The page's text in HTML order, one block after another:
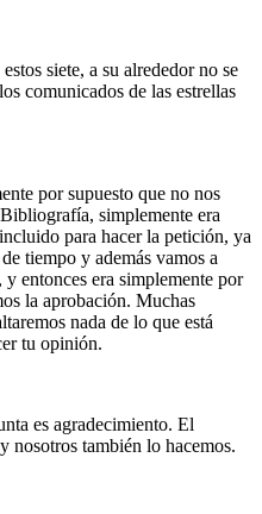
siete, a su alrededor no se
comunicados de las estrellas
por supuesto que no nos
simplemente era
para hacer la petición, ya
tiempo y además vamos a
entonces era simplemente por
la aprobación. Muchas
nada de lo que está
tu opinión.
es agradecimiento. El
nosotros también lo hacemos.